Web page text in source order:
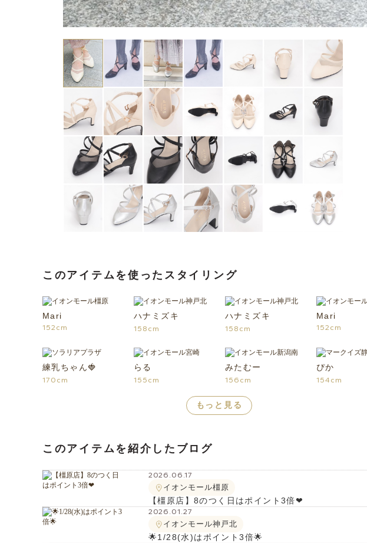
このアイテムを使ったスタイリング
Mari
152cm
ハナミズキ
158cm
ハナミズキ
158cm
Mari
152cm
練乳ちゃん🍓
170cm
らる
155cm
みたむー
156cm
ぴか
154cm
もっと見る
このアイテムを紹介したブログ
2026.06.17
イオンモール橿原
【橿原店】8のつく日はポイント3倍❤︎
2026.01.27
イオンモール神戸北
🌟1/28(水)はポイント3倍🌟